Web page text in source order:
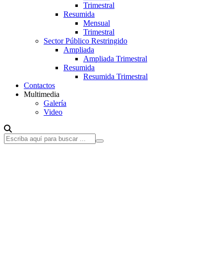
Trimestral
Resumida
Mensual
Trimestral
Sector Público Restringido
Ampliada
Ampliada Trimestral
Resumida
Resumida Trimestral
Contactos
Multimedia
Galería
Video